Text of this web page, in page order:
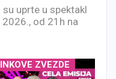
uprte u spektakl
od 21h na
ZVEZDE